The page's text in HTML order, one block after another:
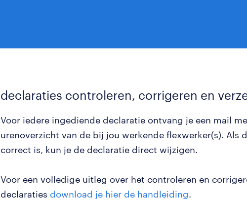
declaraties controleren, corrigeren en
Voor iedere ingediende declaratie ontvang je een mail
urenoverzicht van de bij jou werkende flexwerker(s). Als
correct is, kun je de declaratie direct wijzigen.
Voor een volledige uitleg over het controleren en
declaraties download je hier de handleiding.